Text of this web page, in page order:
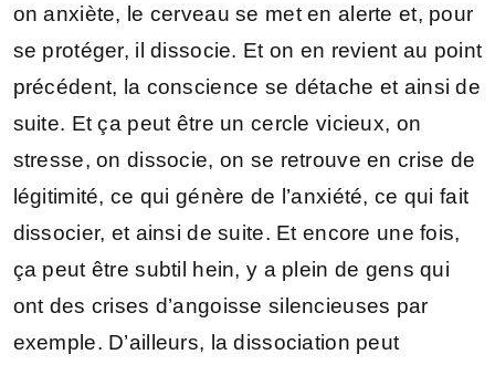
on anxiète, le cerveau se met en alerte et, pour
se protéger, il dissocie. Et on en revient au point
précédent, la conscience se détache et ainsi de
suite. Et ça peut être un cercle vicieux, on
stresse, on dissocie, on se retrouve en crise de
légitimité, ce qui génère de l’anxiété, ce qui fait
dissocier, et ainsi de suite. Et encore une fois,
ça peut être subtil hein, y a plein de gens qui
ont des crises d’angoisse silencieuses par
exemple. D’ailleurs, la dissociation peut